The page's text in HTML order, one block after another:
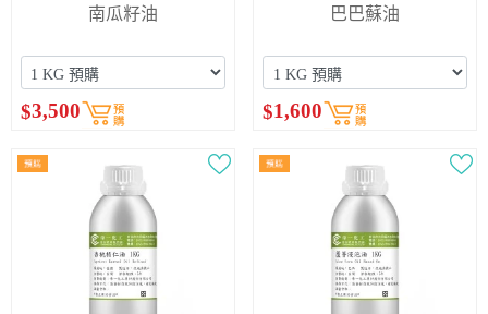
南瓜籽油
$3,500
巴巴蘇油
$1,600